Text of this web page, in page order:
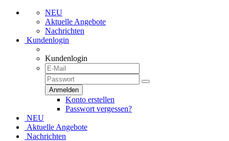
NEU
Aktuelle Angebote
Nachrichten
Kundenlogin
Kundenlogin
Konto erstellen
Passwort vergessen?
NEU
Aktuelle Angebote
Nachrichten